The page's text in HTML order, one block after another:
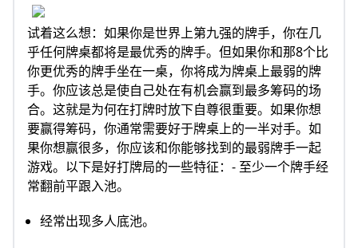
试着这么想：如果你是世界上第九强的牌手，你在几
乎任何牌桌都将是最优秀的牌手。但如果你和那8个比
你更优秀的牌手坐在一桌，你将成为牌桌上最弱的牌
手。你应该总是使自己处在有机会赢到最多筹码的场
合。这就是为何在打牌时放下自尊很重要。如果你想
要赢得筹码，你通常需要好于牌桌上的一半对手。如
果你想赢很多，你应该和你能够找到的最弱牌手一起
游戏。以下是好打牌局的一些特征：- 至少一个牌手经
常翻前平跟入池。
经常出现多人底池。